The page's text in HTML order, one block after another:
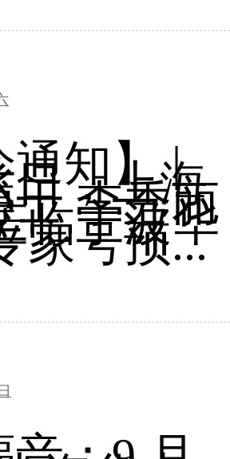
通知】 |
日，上海
士 李秀丽
临宁波华
家号预...